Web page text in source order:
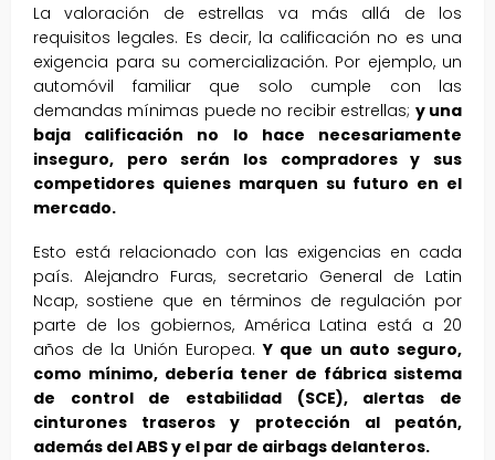
La valoración de estrellas va más allá de los
requisitos legales. Es decir, la calificación no es una
exigencia para su comercialización. Por ejemplo, un
automóvil familiar que solo cumple con las
demandas mínimas puede no recibir estrellas; y una
baja calificación no lo hace necesariamente
inseguro, pero serán los compradores y sus
competidores quienes marquen su futuro en el
mercado.
Esto está relacionado con las exigencias en cada
país. Alejandro Furas, secretario General de Latin
Ncap, sostiene que en términos de regulación por
parte de los gobiernos, América Latina está a 20
años de la Unión Europea.Y que un auto seguro,
como mínimo, debería tener de fábrica sistema
de control de estabilidad (SCE), alertas de
cinturones traseros y protección al peatón,
además del ABS y el par de airbags delanteros.